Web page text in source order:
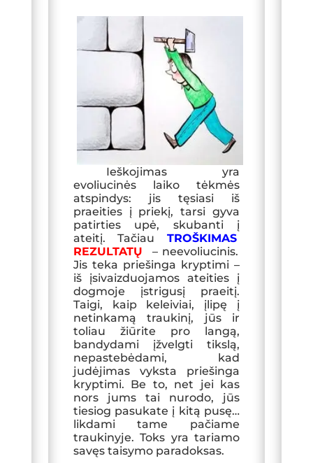
Ieškojimas yra
evoliucinės laiko tėkmės
atspindys: jis tęsiasi iš
praeities į priekį, tarsi gyva
patirties upė, skubanti į
ateitį. TačiauTROŠKIMAS
REZULTATŲ
– neevoliucinis.
Jis teka priešinga kryptimi –
iš įsivaizduojamos ateities į
dogmoje įstrigusį praeitį.
Taigi, kaip keleiviai, įlipę į
netinkamą traukinį, jūs ir
toliau žiūrite pro langą,
bandydami įžvelgti tikslą,
nepastebėdami, kad
judėjimas vyksta priešinga
kryptimi. Be to, net jei kas
nors jums tai nurodo, jūs
tiesiog pasukate į kitą pusę…
likdami tame pačiame
traukinyje. Toks yra tariamo
savęs taisymo paradoksas.